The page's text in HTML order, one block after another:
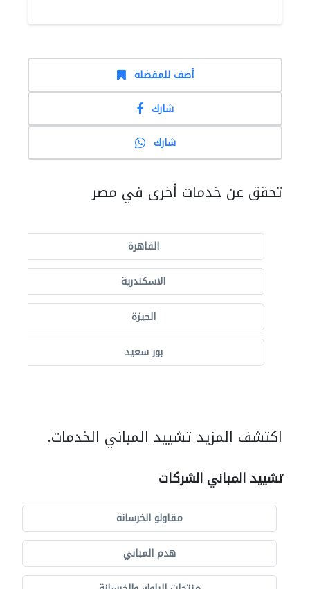
أضف للمفضلة
شارك
شارك
تحقق عن خدمات أخرى في مصر
القاهرة
الاسكندرية
الجيزة
بور سعيد
اكتشف المزيد تشييد المباني الخدمات.
تشييد المباني الشركات
مقاولو الخرسانة
هدم المباني